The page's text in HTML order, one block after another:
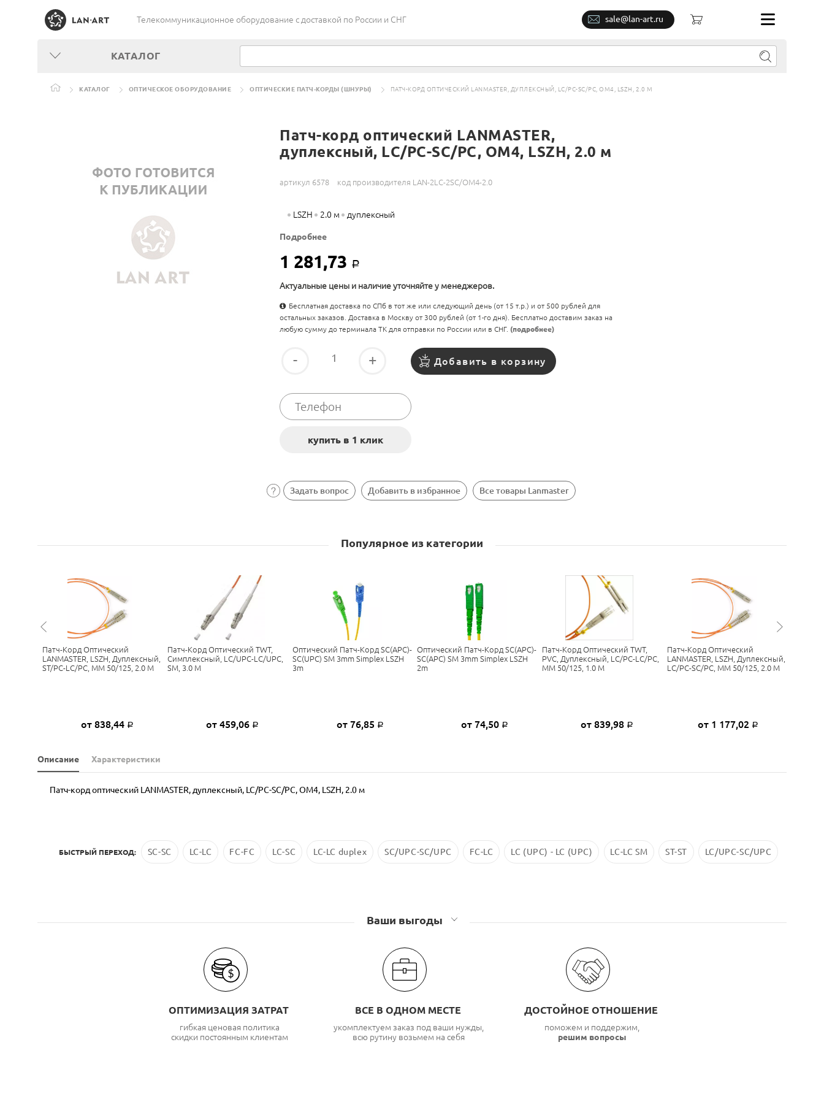
Телекоммуникационное оборудование c доставкой по России и СНГ sale@lan-art.ru
КАТАЛОГ
КАТАЛОГ ОПТИЧЕСКОЕ ОБОРУДОВАНИЕ ОПТИЧЕСКИЕ ПАТЧ-КОРДЫ (ШНУРЫ) ПАТЧ-КОРД ОПТИЧЕСКИЙ LANMASTER, ДУПЛЕКСНЫЙ, LC/PC-SC/PC, OM4, LSZH, 2.0 М
Патч-корд оптический LANMASTER,
дуплексный, LC/PC-SC/PC, OM4, LSZH, 2.0 м
артикул 6578 код производителя LAN-2LC-2SC/OM4-2.0
LSZH 2.0 м дуплексный
Подробнее
1 281,73 Р
Актуальные цены и наличие уточняйте у менеджеров.
Бесплатная доставка по СПб в тот же или следующий день (от 15 т.р.) и от 500 рублей для
остальных заказов. Доставка в Москву от 300 рублей (от 1-го дня). Бесплатно доставим заказ на
любую сумму до терминала ТК для отправки по России или в СНГ. (подробнее)
- + Добавить в корзину
Задать вопрос Добавить в избранное Все товары Lanmaster
Популярное из категории
Патч-Корд Оптический
LANMASTER, LSZH, Дуплексный,
ST/PC-LC/PC, MM 50/125, 2.0 М
от 838,44 Р
Патч-Корд Оптический TWT,
Симплексный, LC/UPC-LC/UPC,
SM, 3.0 М
от 459,06 Р
Оптический Патч-Корд SC(APC)-
SC(UPC) SM 3mm Simplex LSZH
3m
от 76,85 Р
Оптический Патч-Корд SC(APC)-
SC(APC) SM 3mm Simplex LSZH
2m
от 74,50 Р
Патч-Корд Оптический TWT,
PVC, Дуплексный, LC/PC-LC/PC,
MM 50/125, 1.0 М
от 839,98 Р
Патч-Корд Оптический
LANMASTER, LSZH, Дуплексный,
LC/PC-SC/PC, MM 50/125, 2.0 М
от 1 177,02 Р
Описание Характеристики
Патч-корд оптический LANMASTER, дуплексный, LC/PC-SC/PC, OM4, LSZH, 2.0 м
БЫСТРЫЙ ПЕРЕХОД: SC-SC LC-LC FC-FC LC-SC LC-LC duplex SC/UPC-SC/UPC FC-LC LC (UPC) - LC (UPC) LC-LC SM ST-ST LC/UPC-SС/UPC
Ваши выгоды
ОПТИМИЗАЦИЯ ЗАТРАТ
гибкая ценовая политика
скидки постоянным клиентам
ВСЕ В ОДНОМ МЕСТЕ
укомплектуем заказ под ваши нужды,
всю рутину возьмем на себя
ДОСТОЙНОЕ ОТНОШЕНИЕ
поможем и поддержим,
решим вопросы